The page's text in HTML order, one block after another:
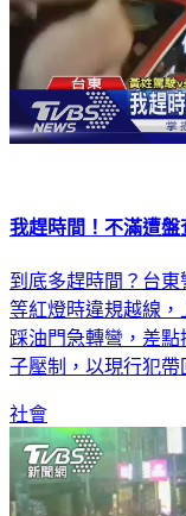
我趕時間！不滿遭
到底多趕時間？台東
等紅燈時違規越線
踩油門急轉彎，差
子壓制，以現行犯帶
社會